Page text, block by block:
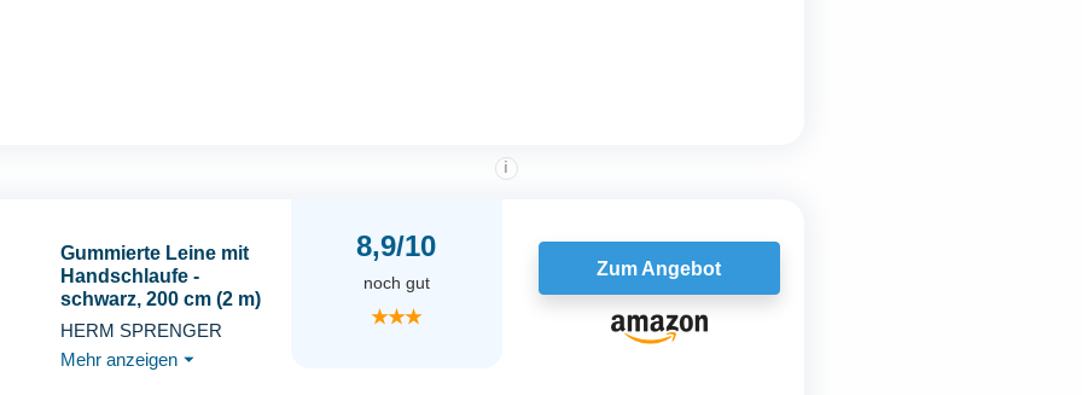
Gummierte Leine mit
Handschlaufe -
schwarz, 200 cm (2 m)
HERM SPRENGER
Mehr anzeigen ⏷
8,9/10
i
noch gut
★★★
Zum Angebot